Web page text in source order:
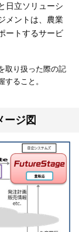
日立ソリューシ
メントは、農業
ートするサービ
取り扱った際の記
ること。
ージ図